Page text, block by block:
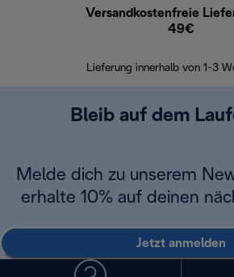
Versandkostenfreie
49€
Lieferung innerhalb von 1-3
Bleib auf dem
Melde dich zu unserem
erhalte 10% auf deinen
Jetzt anmelden